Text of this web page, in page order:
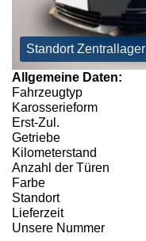
Standort Zentrallager
Allgemeine Daten:
Fahrzeugtyp
Karosserieform
Erst-Zul.
Getriebe
Kilometerstand
Anzahl der Türen
Farbe
Standort
Lieferzeit
Unsere Nummer